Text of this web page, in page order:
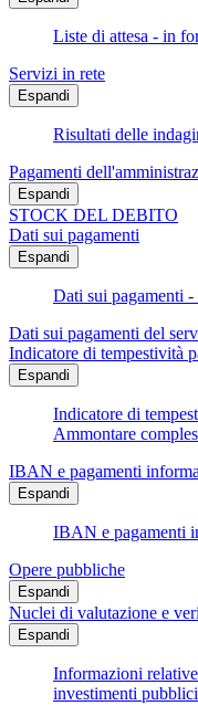
Liste di attesa - in
Servizi in rete
Espandi
Risultati delle
Pagamenti
Espandi
STOCK DEL DEBITO
Dati sui pagamenti
Espandi
Dati sui pagamenti
Dati sui pagamenti del
Indicatore di tempestività
Espandi
Indicatore di
Ammontare
IBAN e pagamenti
Espandi
IBAN e pagamenti
Opere pubbliche
Espandi
Nuclei di valutazione e
Espandi
Informazioni
investimenti pubblici